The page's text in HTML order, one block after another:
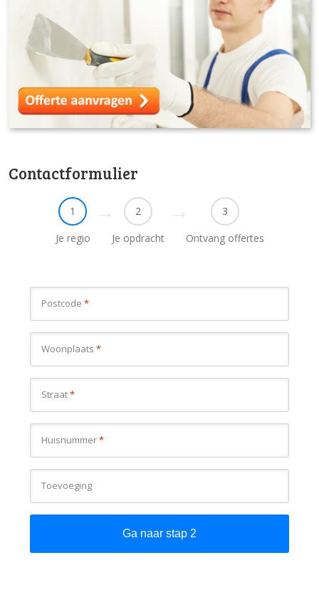
Contactformulier
1
Je regio
2
Je opdracht
3
Ontvang offertes
Postcode *
Woonplaats *
Straat*
Huisnummer*
Toevoeging